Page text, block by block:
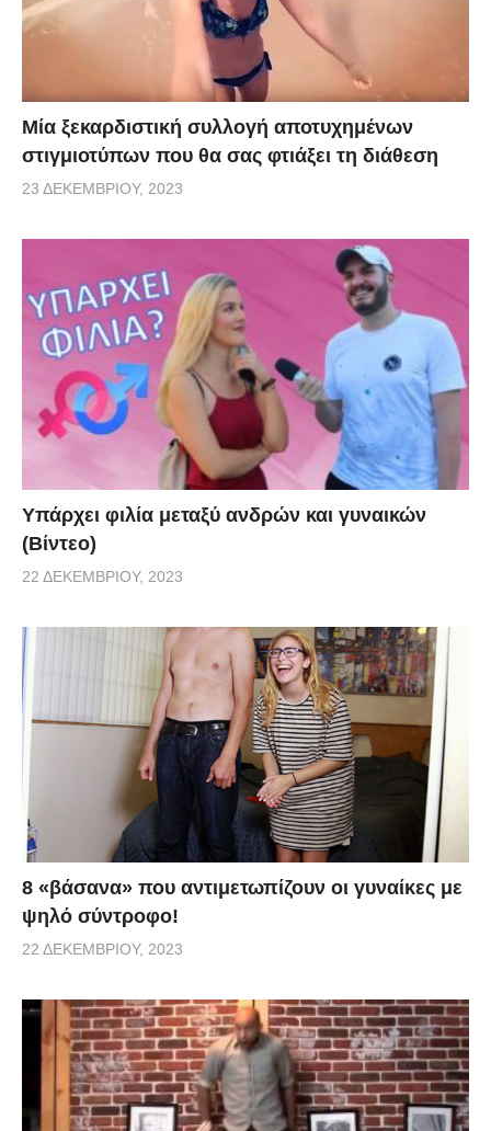
Μία ξεκαρδιστική συλλογή αποτυχημένων
στιγμιοτύπων που θα σας φτιάξει τη διάθεση
23 ΔΕΚΕΜΒΡΊΟΥ, 2023
Υπάρχει φιλία μεταξύ ανδρών και γυναικών
(Βίντεο)
22 ΔΕΚΕΜΒΡΊΟΥ, 2023
8 «βάσανα» που αντιμετωπίζουν οι γυναίκες με
ψηλό σύντροφο!
22 ΔΕΚΕΜΒΡΊΟΥ, 2023